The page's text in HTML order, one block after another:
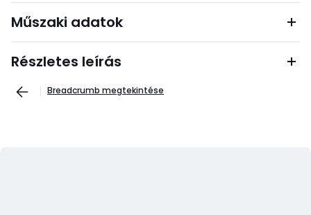
Műszaki adatok
Részletes leírás
Breadcrumb megtekintése